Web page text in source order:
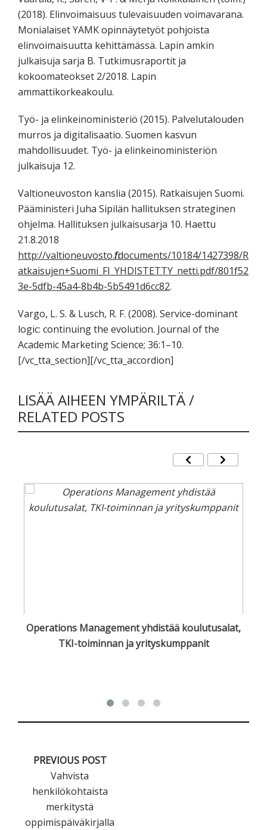
(2018). Elinvoimaisuus tulevaisuuden voimavarana.
Monialaiset YAMK opinnäytetyöt pohjoista
elinvoimaisuutta kehittämässä. Lapin amkin
julkaisuja sarja B. Tutkimusraportit ja
kokoomateokset 2/2018. Lapin
ammattikorkeakoulu.
Työ- ja elinkeinoministeriö (2015). Palvelutalouden
murros ja digitalisaatio. Suomen kasvun
mahdollisuudet. Työ- ja elinkeinoministeriön
julkaisuja 12.
Valtioneuvoston kanslia (2015). Ratkaisujen Suomi.
Pääministeri Juha Sipilän hallituksen strateginen
ohjelma. Hallituksen julkaisusarja 10. Haettu
21.8.2018
http://valtioneuvosto.fi/documents/10184/1427398/R
atkaisujen+Suomi_FI_YHDISTETTY_netti.pdf/801f52
3e-5dfb-45a4-8b4b-5b5491d6cc82.
Vargo, L. S. & Lusch, R. F. (2008). Service-dominant
logic: continuing the evolution. Journal of the
Academic Marketing Science; 36:1–10.
[/vc_tta_section][/vc_tta_accordion]
LISÄÄ AIHEEN YMPÄRILTÄ /
RELATED POSTS
Operations Management yhdistää koulutusalat,
TKI-toiminnan ja yrityskumppanit
PREVIOUS POST
Vahvista
henkilökohtaista
merkitystä
oppimispäiväkirjalla